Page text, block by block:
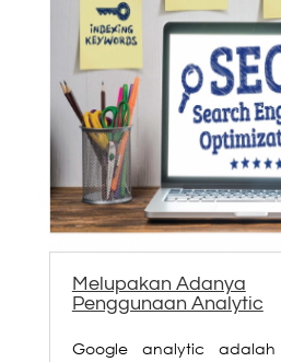
Melupakan Adanya
Penggunaan Analytic
Google analytic